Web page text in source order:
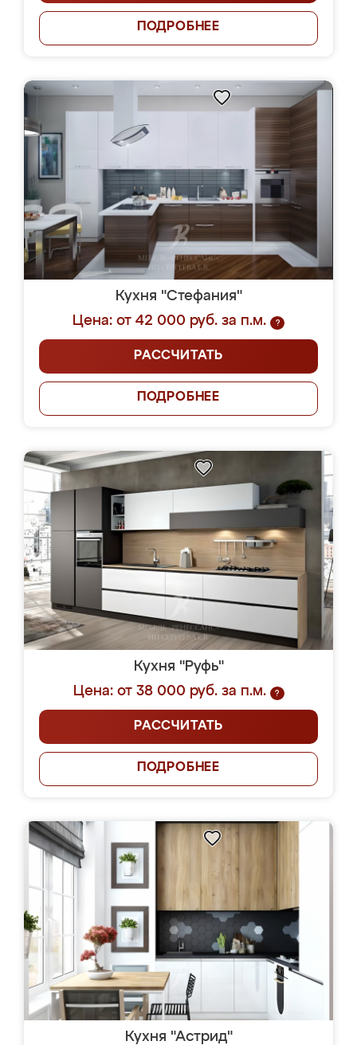
ПОДРОБНЕЕ
Кухня "Стефания"
Цена: от 42 000 руб. за п.м.
?
РАССЧИТАТЬ
ПОДРОБНЕЕ
Кухня "Руфь"
Цена: от 38 000 руб. за п.м.
?
РАССЧИТАТЬ
ПОДРОБНЕЕ
Кухня "Астрид"